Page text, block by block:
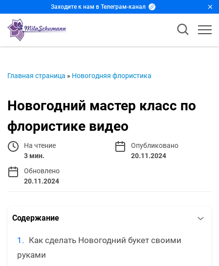
Заходите к нам в Телеграм-канал
Главная страница » Новогодняя флористика
Новогодний мастер класс по
флористике видео
На чтение
3 мин.
Опубликовано
20.11.2024
Обновлено
20.11.2024
Содержание
Как сделать Новогодний букет своими
руками